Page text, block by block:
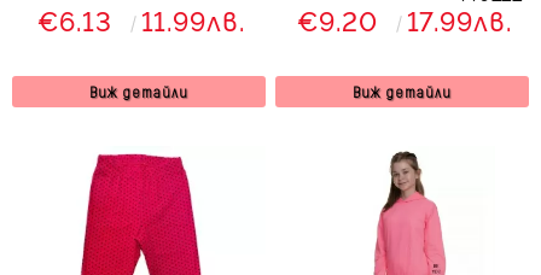
€6.13 11.99лв.
Виж детайли
горчица и черно 446777
€9.20 17.99лв.
Виж детайли